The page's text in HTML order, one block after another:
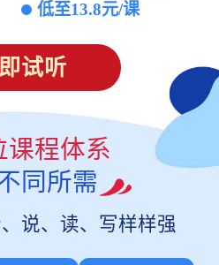
低至13.8元/课
试听
课程体系
同所需
说、读、写样样强